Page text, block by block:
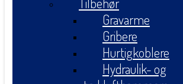
Gravarme
Gribere
Hurtigkoblere
Hydraulik- og